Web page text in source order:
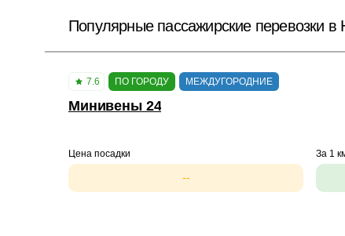
Популярные пассажирские перевозки в
7.6 ПО ГОРОДУ МЕЖДУГОРОДНИЕ
Минивены 24
Цена посадки
--
За 1